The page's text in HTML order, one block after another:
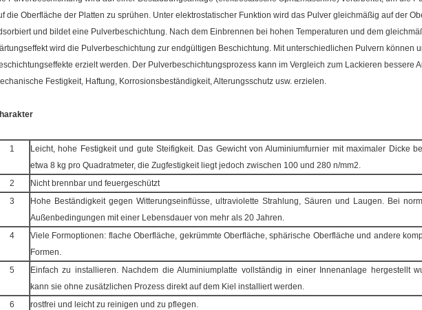
die Oberfläche der Platten zu sprühen. Unter elektrostatischer Funktion wird das Pulver gleichmäßig auf der
und bildet eine Pulverbeschichtung. Nach dem Einbrennen bei hohen Temperaturen und dem
wird die Pulverbeschichtung zur endgültigen Beschichtung. Mit unterschiedlichen Pulvern können
erzielt werden. Der Pulverbeschichtungsprozess kann im Vergleich zum Lackieren bessere
Festigkeit, Haftung, Korrosionsbeständigkeit, Alterungsschutz usw. erzielen.
1
Leicht, hohe Festigkeit und gute Steifigkeit. Das Gewicht von Aluminiumfurnier mit maximaler Dicke
etwa 8 kg pro Quadratmeter, die Zugfestigkeit liegt jedoch zwischen 100 und 280 n/mm2.
2
Nicht brennbar und feuergeschützt
3
Hohe Beständigkeit gegen Witterungseinflüsse, ultraviolette Strahlung, Säuren und Laugen. Bei
Außenbedingungen mit einer Lebensdauer von mehr als 20 Jahren.
4
Viele Formoptionen: flache Oberfläche, gekrümmte Oberfläche, sphärische Oberfläche und andere
Formen.
5
Einfach zu installieren. Nachdem die Aluminiumplatte vollständig in einer Innenanlage hergestellt
kann sie ohne zusätzlichen Prozess direkt auf dem Kiel installiert werden.
6
rostfrei und leicht zu reinigen und zu pflegen.